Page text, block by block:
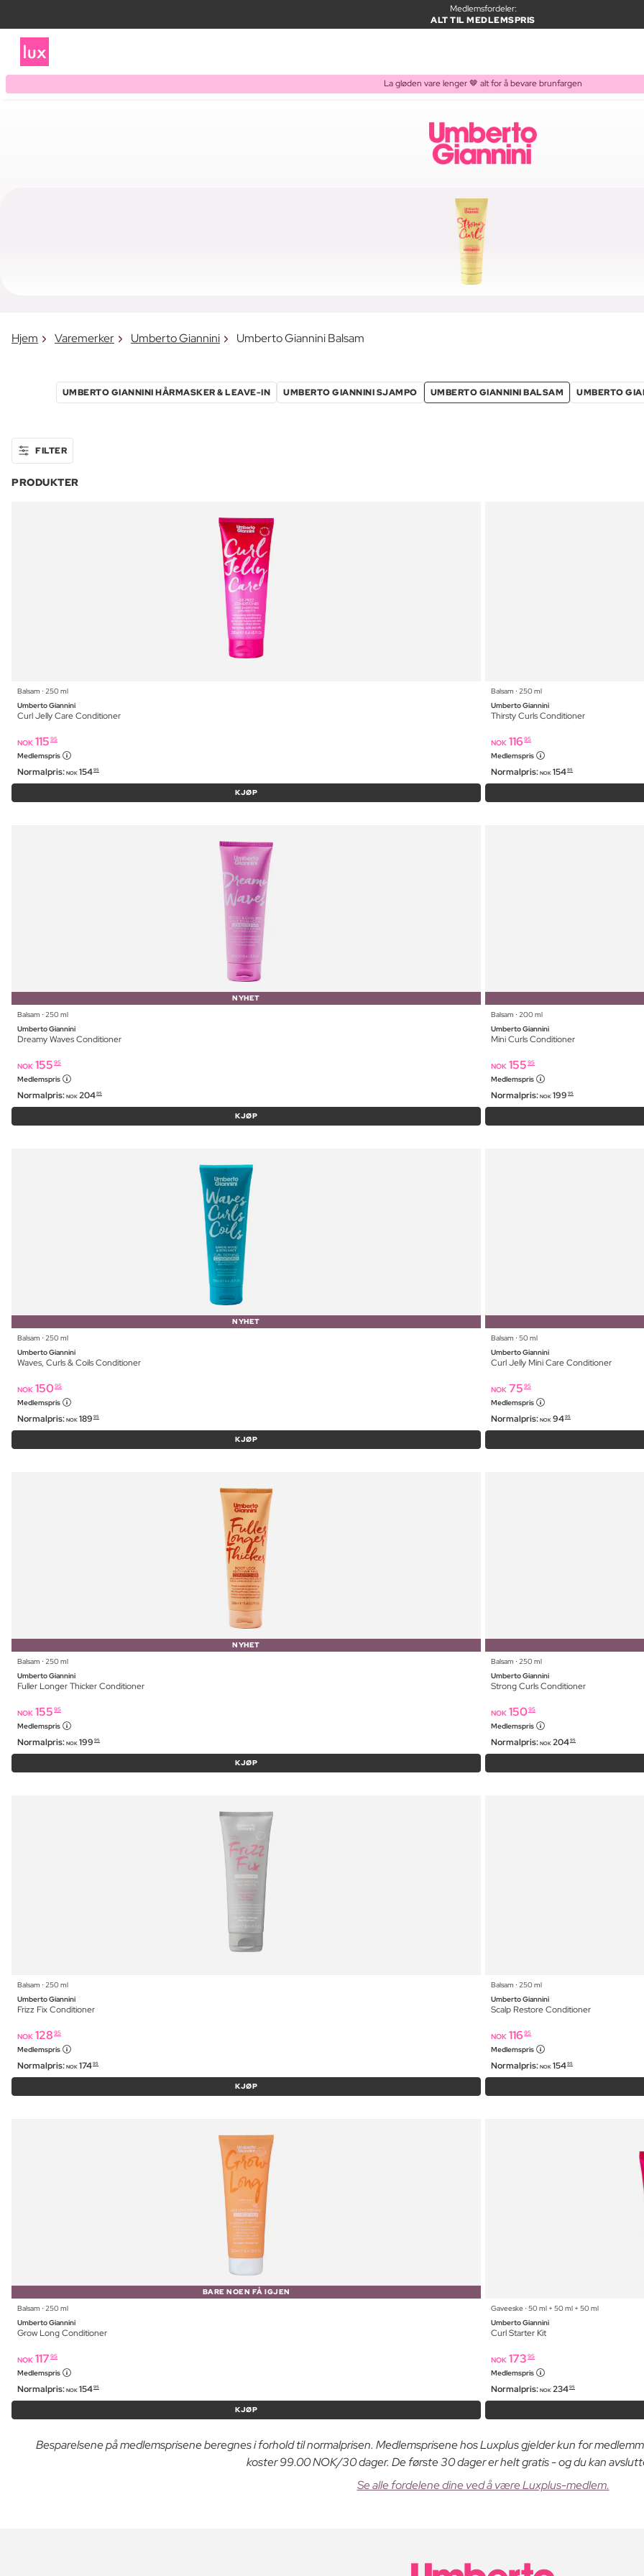
Medlemsfordeler:
ALT TIL MEDLEMSPRIS
La gløden vare lenger 🤎 alt for å bevare brunfargen
Hjem Varemerker Umberto Giannini Umberto Giannini Balsam
UMBERTO GIANNINI HÅRMASKER & LEAVE-IN UMBERTO GIANNINI SJAMPO UMBERTO GIANNINI BALSAM UMBERTO
FILTER
PRODUKTER
Balsam ⋅ 250 ml
Umberto Giannini
Curl Jelly Care Conditioner
NOK 115 95
Medlemspris
Normalpris: NOK 15495
KJØP
Balsam ⋅ 250 ml
Umberto Giannini
Thirsty Curls Conditioner
NOK 116 95
Medlemspris
Normalpris: NOK 15495
NYHET
Balsam ⋅ 250 ml
Umberto Giannini
Dreamy Waves Conditioner
NOK 155 95
Medlemspris
Normalpris: NOK 20495
KJØP
Balsam ⋅ 200 ml
Umberto Giannini
Mini Curls Conditioner
NOK 155 95
Medlemspris
Normalpris: NOK 199 95
NYHET
Balsam ⋅ 250 ml
Umberto Giannini
Waves, Curls & Coils Conditioner
NOK 15095
Medlemspris
Normalpris: NOK 189 95
KJØP
Balsam ⋅ 50 ml
Umberto Giannini
Curl Jelly Mini Care Conditioner
NOK 75 95
Medlemspris
Normalpris: NOK 9495
NYHET
Balsam ⋅ 250 ml
Umberto Giannini
Fuller Longer Thicker Conditioner
NOK 155 95
Medlemspris
Normalpris: NOK 199 95
KJØP
Balsam ⋅ 250 ml
Umberto Giannini
Strong Curls Conditioner
NOK 15095
Medlemspris
Normalpris: NOK 20495
Balsam ⋅ 250 ml
Umberto Giannini
Frizz Fix Conditioner
NOK 128 95
Medlemspris
Normalpris: NOK 17495
KJØP
Balsam ⋅ 250 ml
Umberto Giannini
Scalp Restore Conditioner
NOK 116 95
Medlemspris
Normalpris: NOK 15495
BARE NOEN FÅ IGJEN
Balsam ⋅ 250 ml
Umberto Giannini
Grow Long Conditioner
NOK 117 95
Medlemspris
Normalpris: NOK 15495
KJØP
Gaveeske ⋅ 50 ml + 50 ml + 50 ml
Umberto Giannini
Curl Starter Kit
NOK 173 95
Medlemspris
Normalpris: NOK 23495
Besparelsene på medlemsprisene beregnes i forhold til normalprisen. Medlemsprisene hos Luxplus gjelder kun for
koster 99.00 NOK/30 dager. De første 30 dager er helt gratis - og du kan
Se alle fordelene dine ved å være Luxplus-medlem.